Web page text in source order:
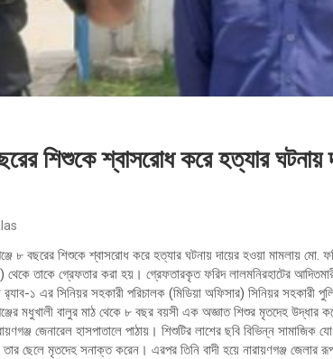
শিশুকে শ্বাসরোধ করে হত্যার
৮ বছরের শিশুকে শ্বাসরোধ করে হত্যার ঘটনায় দায়ের হওয়া মামলায়
থেকে তাকে গ্রেফতার করা হয়। গ্রেফতারকৃত ফরিদ লালমনিরহাটের
র‍্যাব-১ এর সিনিয়র সহকারী পরিচালক (মিডিয়া অফিসার) সিনিয়র সহকারী
মধুখালী বালুর মাঠ থেকে ৮ বছর বয়সী এক অজ্ঞাত শিশুর মৃতদেহ উদ্ধার
জেনারেল হাসপাতালে পাঠায়। শিশুটির লাশের ছবি বিভিন্ন
তার ছেলে মৃতদেহ সনাক্ত করেন। এরপর তিনি বাদী হয়ে নারায়ণগঞ্জ জেলার